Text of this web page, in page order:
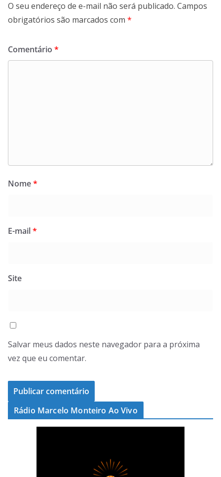
O seu endereço de e-mail não será publicado. Campos
obrigatórios são marcados com *
Comentário *
Nome*
E-mail*
Site
Salvar meus dados neste navegador para a próxima
vez que eu comentar.
Rádio Marcelo Monteiro Ao Vivo